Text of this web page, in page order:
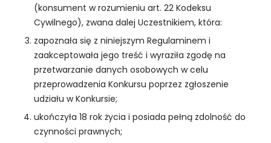
(konsument w rozumieniu art. 22 Kodeksu
Cywilnego), zwana dalej Uczestnikiem, która:
zapoznała się z niniejszym Regulaminem i
zaakceptowała jego treść i wyraziła zgodę na
przetwarzanie danych osobowych w celu
przeprowadzenia Konkursu poprzez zgłoszenie
udziału w Konkursie;
ukończyła 18 rok życia i posiada pełną zdolność do
czynności prawnych;